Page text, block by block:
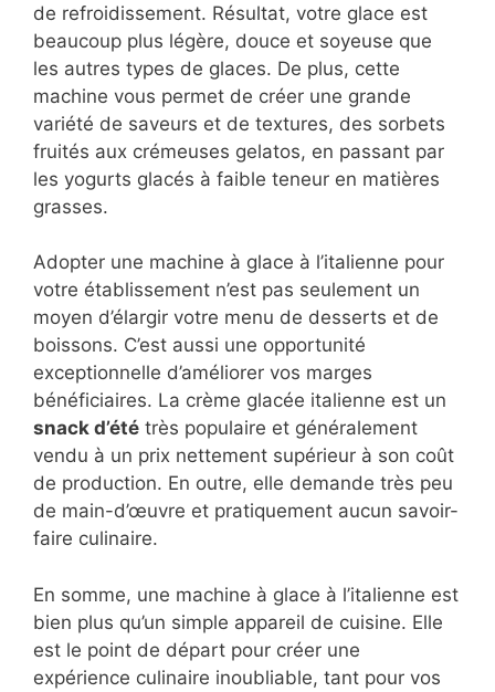
de refroidissement. Résultat, votre glace est
beaucoup plus légère, douce et soyeuse que
les autres types de glaces. De plus, cette
machine vous permet de créer une grande
variété de saveurs et de textures, des sorbets
fruités aux crémeuses gelatos, en passant par
les yogurts glacés à faible teneur en matières
grasses.
Adopter une machine à glace à l’italienne pour
votre établissement n’est pas seulement un
moyen d’élargir votre menu de desserts et de
boissons. C’est aussi une opportunité
exceptionnelle d’améliorer vos marges
bénéficiaires. La crème glacée italienne est un
snack d’été très populaire et généralement
vendu à un prix nettement supérieur à son coût
de production. En outre, elle demande très peu
de main-d’œuvre et pratiquement aucun savoir-
faire culinaire.
En somme, une machine à glace à l’italienne est
bien plus qu’un simple appareil de cuisine. Elle
est le point de départ pour créer une
expérience culinaire inoubliable, tant pour vos